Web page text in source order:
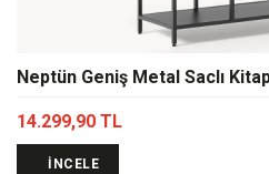
Neptün Geniş Metal Saclı
14.299,90 TL
İNCELE